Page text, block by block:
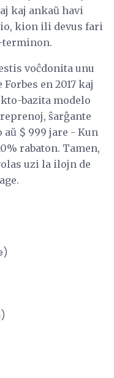
kaj ankaŭ havi
kion ili devus fari
terminon.
voĉdonita unu
en 2017 kaj
bazita modelo
ŝarĝante
$ 999 jare - Kun
rabaton. Tamen,
uzi la ilojn de